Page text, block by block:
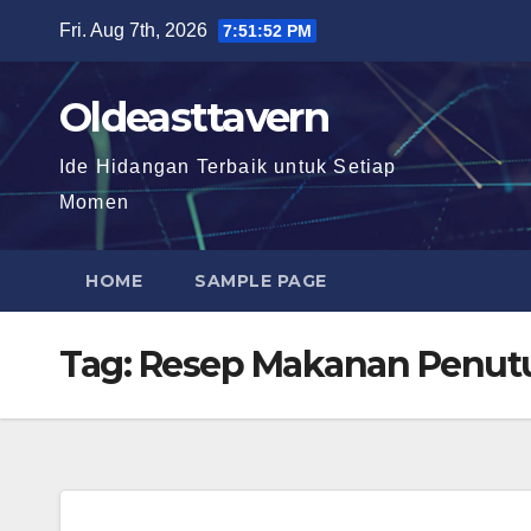
content
Fri. Aug 7th, 2026 7:51:53 PM
Oldeasttavern
Ide Hidangan Terbaik untuk Setiap
Momen
HOME SAMPLE PAGE
Tag: Resep Makanan